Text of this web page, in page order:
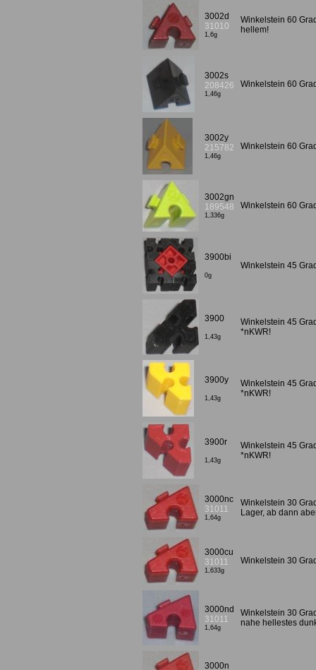
3002d
31010
1,6g
Winkelstein 60
hellem!
3002s
208426
1,46g
Winkelstein 60
3002y
215782
1,46g
Winkelstein 60
3002gn
189548
1,336g
Winkelstein 60
3900bi
0g
Winkelstein 45
3900
1,43g
Winkelstein 45
*nKWR!
3900y
1,43g
Winkelstein 45
*nKWR!
3900r
1,43g
Winkelstein 45
*nKWR!
3000nc
31011
1,64g
Winkelstein 30
Lager, ab dann
3000cu
31011
1,633g
Winkelstein 30
3000nd
31011
1,64g
Winkelstein 30
nahe hellestes
3000n